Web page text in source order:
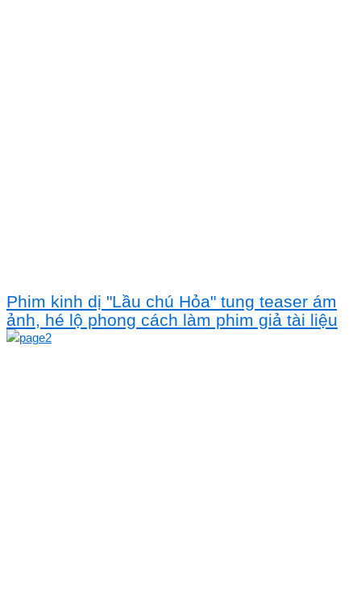
Phim kinh dị "Lầu chú Hỏa" tung teaser ám
ảnh, hé lộ phong cách làm phim giả tài liệu